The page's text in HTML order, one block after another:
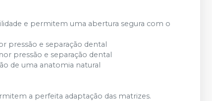
e permitem uma abertura segura com o
pressão e separação dental
pressão e separação dental
de uma anatomia natural
a perfeita adaptação das matrizes.